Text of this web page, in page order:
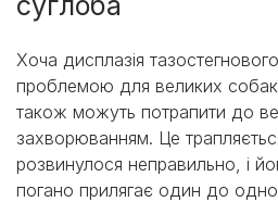
Хоча дисплазія
проблемою для великих
також можуть потрапити до
захворюванням. Це
розвинулося неправильно, і
погано прилягає один до